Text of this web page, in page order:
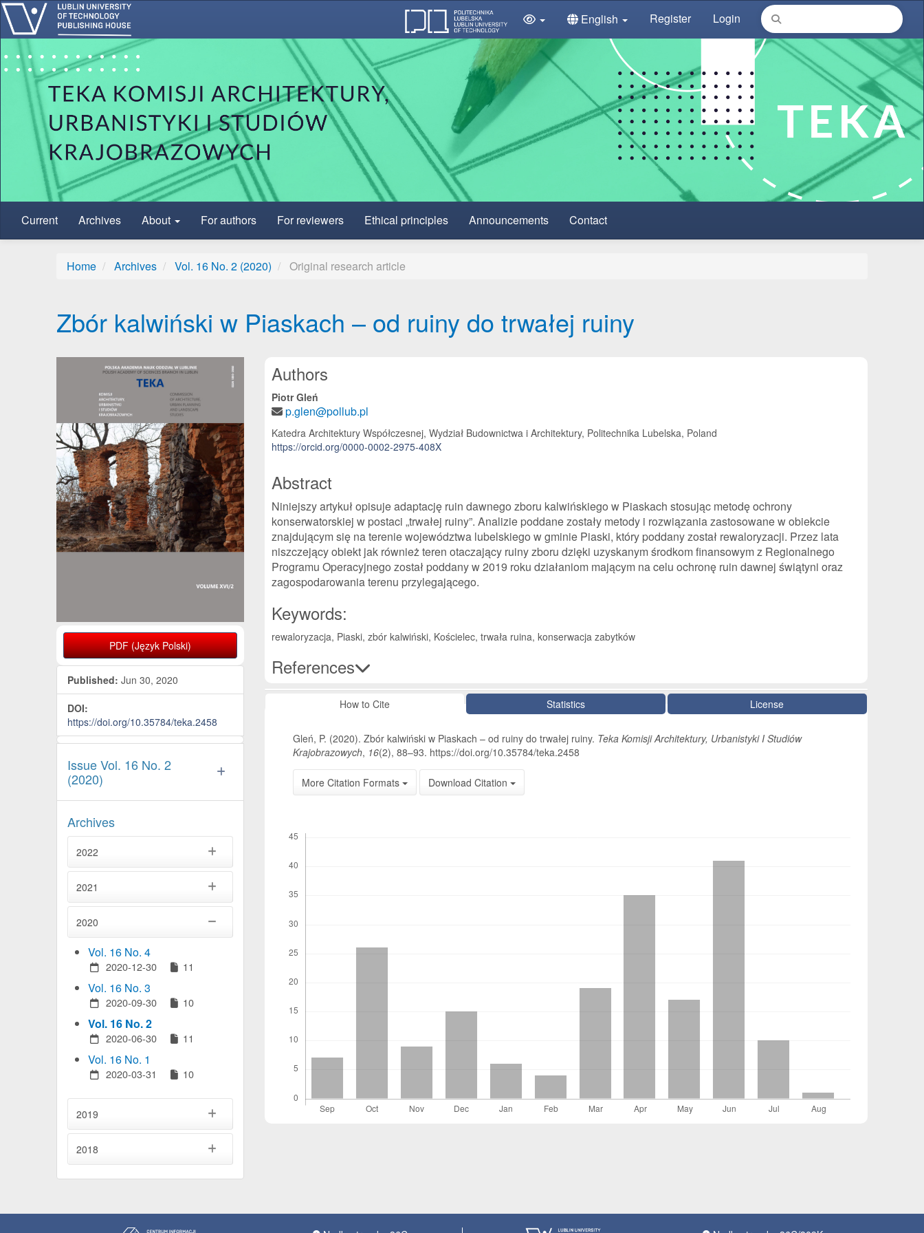
Main Navigation
Main Content
Sidebar
English Register Login
Current Archives About For authors For reviewers Ethical principles Announcements Contact
Home Archives Vol. 16 No. 2 (2020) Original research article
Zbór kalwiński w Piaskach – od ruiny do trwałej ruiny
Article Sidebar
PDF (Język Polski)
Published: Jun 30, 2020
DOI:
https://doi.org/10.35784/teka.2458
Issue Vol. 16 No. 2
(2020)
Archives
2022
2021
2020
Vol. 16 No. 4
2020-12-30 11
Vol. 16 No. 3
2020-09-30 10
Vol. 16 No. 2
2020-06-30 11
Vol. 16 No. 1
2020-03-31 10
2019
2018
Main Article Content
Authors
Piotr Gleń
p.glen@pollub.pl
Katedra Architektury Współczesnej, Wydział Budownictwa i Architektury, Politechnika Lubelska, Poland
https://orcid.org/0000-0002-2975-408X
Abstract
Niniejszy artykuł opisuje adaptację ruin dawnego zboru kalwińskiego w Piaskach stosując metodę ochrony
konserwatorskiej w postaci „trwałej ruiny”. Analizie poddane zostały metody i rozwiązania zastosowane w obiekcie
znajdującym się na terenie województwa lubelskiego w gminie Piaski, który poddany został rewaloryzacji. Przez lata
niszczejący obiekt jak również teren otaczający ruiny zboru dzięki uzyskanym środkom finansowym z Regionalnego
Programu Operacyjnego został poddany w 2019 roku działaniom mającym na celu ochronę ruin dawnej świątyni oraz
zagospodarowania terenu przylegającego.
Keywords:
rewaloryzacja, Piaski, zbór kalwiński, Kościelec, trwała ruina, konserwacja zabytków
References
Article Details
How to Cite Statistics License
Gleń, P. (2020). Zbór kalwiński w Piaskach – od ruiny do trwałej ruiny. Teka Komisji Architektury, Urbanistyki I Studiów
Krajobrazowych, 16(2), 88–93. https://doi.org/10.35784/teka.2458
More Citation Formats Download Citation